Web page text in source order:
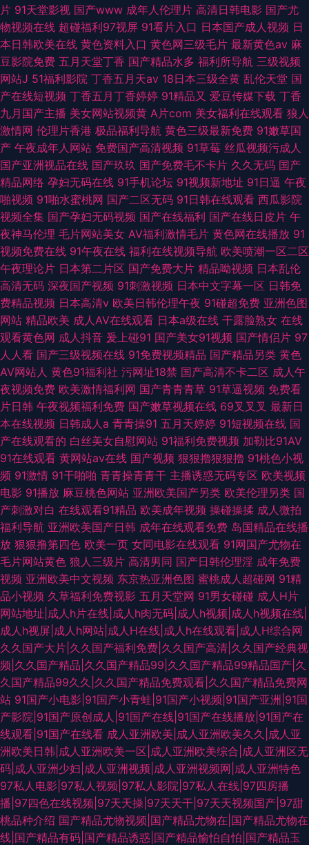
片 91天堂影视 国产www 成年人伦理片 高清日韩电影 国产尤
物视频在线 超碰福利97视屏 91看片入口 日本国产成人视频 日
本日韩欧美在线 黄色资料入口 黄色网三级毛片 最新黄色av 麻
豆影院免费 五月天堂丁香 国产精品水多 福利所导航 三级视频
网站J 51福利影院 丁香五月天av 18日本三级全黄 乱伦天堂 国
产在线短视频 丁香五月丁香婷婷 91精品又 爱豆传媒下载 丁香
九月国产主播 美女网站视频黄 A片com 美女福利在线观看 狼人
激情网 伦理片香港 极品福利导航 黄色三级最新免费 91嫩草国
产 午夜成年人网站 免费国产高清视频 91草莓 丝瓜视频污成人
国产亚洲视品在线 国产玖玖 国产免费毛不卡片 久久无码 国产
精品网络 孕妇无码在线 91手机论坛 91视频新地址 91日逼 午夜
啪视频 91啪水蜜桃网 国产二区无码 91日韩在线观看 西瓜影院
视频全集 国产孕妇无码视频 国产在线福利 国产在线日皮片 午
夜神马伦理 毛片网站美女 AV福利激情毛片 黄色网在线播放 91
视频免费在线 91午夜在线 福利在线视频导航 欧美喷潮一区二区
午夜理论片 日本第二片区 国产免费大片 精品呦视频 日本乱伦
高清无码 深夜国产视频 91刺激视频 日本中文字幕一区 日韩免
费精品视频 日本高清v 欧美日韩伦理午夜 91碰超免费 亚洲色图
网站 精品欧美 成人AV在线观看 日本a级在线 干露脸熟女 在线
观看黄色网 成人抖音 爰上碰91 国产美女91视频 国产情侣片 97
人人看 国产三级视频在线 91免费视频精品 国产精品另类 黄色
AV网站人 黄色91福利社 污网址18禁 国产高清不卡二区 成人午
夜视频免费 欧美激情福利网 国产青青青草 91草逼视频 免费看
片日韩 午夜视频福利免费 国产嫩草视频在线 69叉叉叉 最新日
本在线视频 日韩成人a 青青操91 五月天婷婷 91短视频在线 国
产在线观看的 白丝美女自慰网站 91福利免费视频 加勒比91AV
91在线观看 黄网站av在线 国产视频 狠狠擼狠狠擼 91桃色小视
频 91激情 91干啪啪 青青操青青干 主播诱惑无码专区 欧美视频
电影 91播放 麻豆桃色网站 亚洲欧美国产另类 欧美伦理另类 国
产刺激对白 在线观看91精品 欧美成年视频 操碰操揉 成人微拍
福利导航 亚洲欧美国产日韩 成年在线观看免费 岛国精品在线播
放 狠狠撸第四色 欧美一页 女同电影在线观看 91网国产尤物在
毛片网站黄色 狼人三级片 高清男同 国产日韩伦理淫 成年免费
视频 亚洲欧美中文视频 东京热亚洲色图 蜜桃成人超碰网 91精
品小视频 久草福利免费视影 五月天堂网 91男女碰碰 成人H片
网站地址|成人h片在线|成人h肉无码|成人h视频|成人h视频在线|
成人h视屏|成人h网站|成人H在线|成人h在线观看|成人H综合网
久久国产大片|久久国产福利免费|久久国产高清|久久国产经典视
频|久久国产精品|久久国产精品99|久久国产精品99精品国产|久
久国产精品99久久|久久国产精品免费观看|久久国产精品免费网
站 91国产小电影|91国产小青蛙|91国产小视频|91国产亚洲|91国
产影院|91国产原创成人|91国产在线|91国产在线播放|91国产在
线观看|91国产在线看 成人亚洲欧美|成人亚洲欧美久久|成人亚
洲欧美日韩|成人亚洲欧美一区|成人亚洲欧美综合|成人亚洲区无
码|成人亚洲少妇|成人亚洲视频|成人亚洲视频网|成人亚洲特色
97私人电影|97私人视频|97私人影院|97私人在线|97四房播
播|97四色在线视频|97天天操|97天天干|97天天视频国产|97甜
桃品种介绍 国产精品尤物视频|国产精品尤物在|国产精品尤物在
线|国产精品有码|国产精品诱惑|国产精品愉怕自怕|国产精品玉